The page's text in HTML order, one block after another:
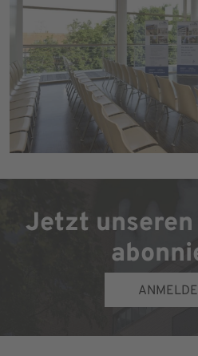
Jetzt